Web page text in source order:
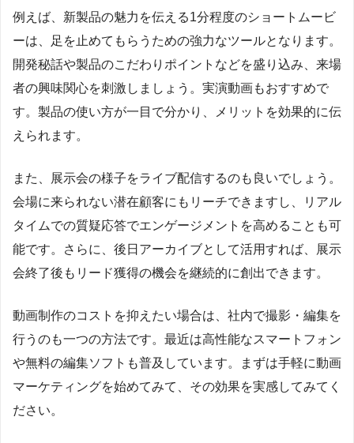
例えば、新製品の魅力を伝える1分程度のショートムービ
ーは、足を止めてもらうための強力なツールとなります。
開発秘話や製品のこだわりポイントなどを盛り込み、来場
者の興味関心を刺激しましょう。実演動画もおすすめで
す。製品の使い方が一目で分かり、メリットを効果的に伝
えられます。
また、展示会の様子をライブ配信するのも良いでしょう。
会場に来られない潜在顧客にもリーチできますし、リアル
タイムでの質疑応答でエンゲージメントを高めることも可
能です。さらに、後日アーカイブとして活用すれば、展示
会終了後もリード獲得の機会を継続的に創出できます。
動画制作のコストを抑えたい場合は、社内で撮影・編集を
行うのも一つの方法です。最近は高性能なスマートフォン
や無料の編集ソフトも普及しています。まずは手軽に動画
マーケティングを始めてみて、その効果を実感してみてく
ださい。